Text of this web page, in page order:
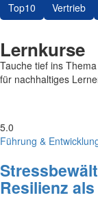
Top10 Vertrieb
Lernkurse
Tauche tief ins
für nachhaltiges
5.0
Führung &
Resilienz